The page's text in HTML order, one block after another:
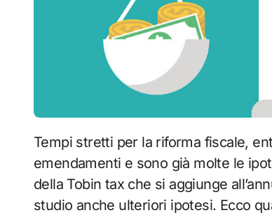
Tempi stretti per la riforma fiscale, entro il 26 maggio devono essere presentati gli
emendamenti e sono già molte le
della Tobin tax che si aggiunge
studio anche ulteriori ipotesi. Ecco